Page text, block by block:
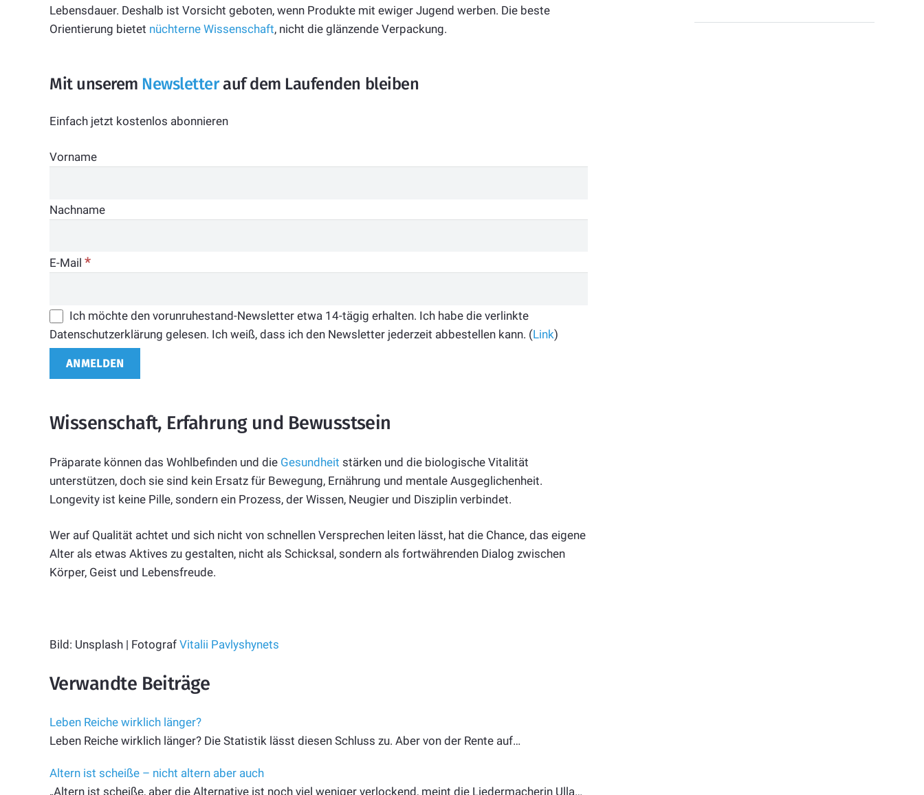
Lebensdauer. Deshalb ist Vorsicht geboten, wenn Produkte mit ewiger Jugend werben. Die beste
Orientierung bietet nüchterne Wissenschaft, nicht die glänzende Verpackung.
Mit unserem Newsletterauf dem Laufenden bleiben
Einfach jetzt kostenlos abonnieren
Vorname
Nachname
E-Mail *
Ich möchte den vorunruhestand-Newsletter etwa 14-tägig erhalten. Ich habe die verlinkte
Datenschutzerklärung gelesen. Ich weiß, dass ich den Newsletter jederzeit abbestellen kann. (Link)
Wissenschaft, Erfahrung und Bewusstsein
Präparate können das Wohlbefinden und die Gesundheit stärken und die biologische Vitalität
unterstützen, doch sie sind kein Ersatz für Bewegung, Ernährung und mentale Ausgeglichenheit.
Longevity ist keine Pille, sondern ein Prozess, der Wissen, Neugier und Disziplin verbindet.
Wer auf Qualität achtet und sich nicht von schnellen Versprechen leiten lässt, hat die Chance, das eigene
Alter als etwas Aktives zu gestalten, nicht als Schicksal, sondern als fortwährenden Dialog zwischen
Körper, Geist und Lebensfreude.
Bild: Unsplash | Fotograf Vitalii Pavlyshynets
Verwandte Beiträge
Leben Reiche wirklich länger?
Leben Reiche wirklich länger? Die Statistik lässt diesen Schluss zu. Aber von der Rente auf…
Altern ist scheiße – nicht altern aber auch
„Altern ist scheiße, aber die Alternative ist noch viel weniger verlockend, meint die Liedermacherin Ulla…